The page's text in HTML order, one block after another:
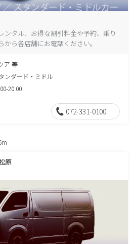
ンタル、お得な割引料金や予約、乗り
ら各店舗にお電話ください。
ア 等
ンダード・ミドル
20:00
072-331-0100
原